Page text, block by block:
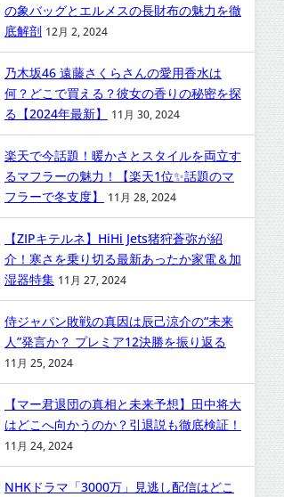
の象バッグとエルメスの長財布の魅力を徹
底解剖 12月 2, 2024
乃木坂46 遠藤さくらさんの愛用香水は
何？どこで買える？彼女の香りの秘密を探
る【2024年最新】
11月 30, 2024
楽天で今話題！暖かさとスタイルを両立す
るマフラーの魅力！【楽天1位✨話題のマ
フラーで冬支度】
11月 28, 2024
【ZIPキテルネ】HiHi Jets猪狩蒼弥が紹
介！寒さを乗り切る最新あったか家電＆加
湿器特集 11月 27, 2024
侍ジャパン敗戦の真因は辰己涼介の“未来
人”発言か？ プレミア12決勝を振り返る
11月 25, 2024
【マー君退団の真相と未来予想】田中将大
はどこへ向かうのか？引退説も徹底検証！
11月 24, 2024
NHKドラマ「3000万」見逃し配信はどこ